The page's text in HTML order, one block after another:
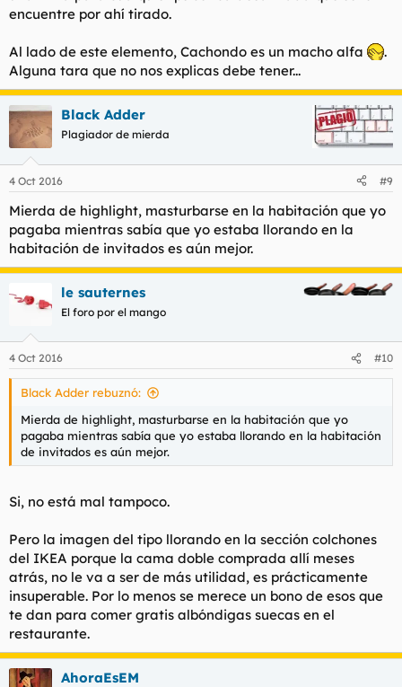
encuentre por ahí tirado.
Al lado de este elemento, Cachondo es un macho alfa
.
Alguna tara que no nos explicas debe tener...
Black Adder
Plagiador de mierda
4 Oct 2016 #9
Mierda de highlight, masturbarse en la habitación que yo
pagaba mientras sabía que yo estaba llorando en la
habitación de invitados es aún mejor.
le sauternes
El foro por el mango
4 Oct 2016 #10
Black Adder rebuznó:
Mierda de highlight, masturbarse en la habitación que yo
pagaba mientras sabía que yo estaba llorando en la habitación
de invitados es aún mejor.
Si, no está mal tampoco.
Pero la imagen del tipo llorando en la sección colchones
del IKEA porque la cama doble comprada allí meses
atrás, no le va a ser de más utilidad, es prácticamente
insuperable. Por lo menos se merece un bono de esos que
te dan para comer gratis albóndigas suecas en el
restaurante.
AhoraEsEM